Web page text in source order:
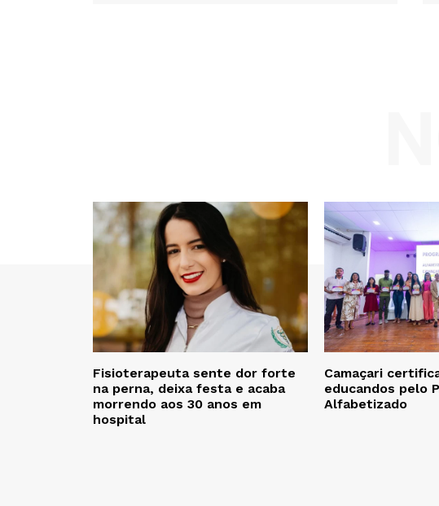
Fisioterapeuta sente dor forte
na perna, deixa festa e acaba
morrendo aos 30 anos em
hospital
Camaçari
educandos pelo
Alfabetizado